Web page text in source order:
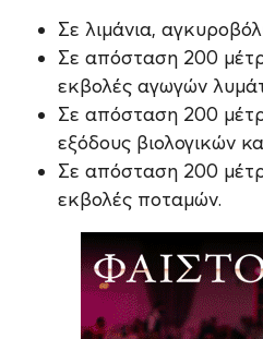
Σε λιμάνια,
Σε απόσταση 200
εκβολές αγωγών
Σε απόσταση 200
εξόδους βιολογικών
Σε απόσταση 200
εκβολές ποταμών.